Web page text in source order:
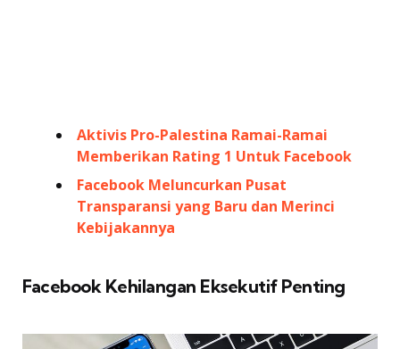
Aktivis Pro-Palestina Ramai-Ramai
Memberikan Rating 1 Untuk Facebook
Facebook Meluncurkan Pusat
Transparansi yang Baru dan Merinci
Kebijakannya
Facebook Kehilangan Eksekutif Penting